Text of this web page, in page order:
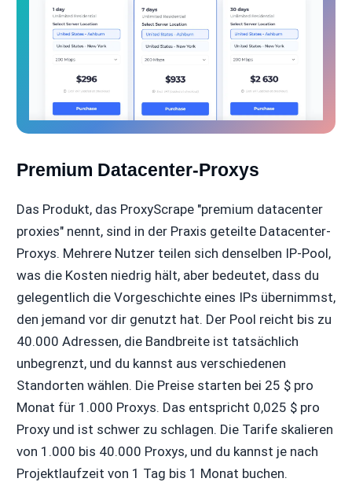
Premium Datacenter-Proxys
Das Produkt, das ProxyScrape "premium datacenter
proxies" nennt, sind in der Praxis geteilte Datacenter-
Proxys. Mehrere Nutzer teilen sich denselben IP-Pool,
was die Kosten niedrig hält, aber bedeutet, dass du
gelegentlich die Vorgeschichte eines IPs übernimmst,
den jemand vor dir genutzt hat. Der Pool reicht bis zu
40.000 Adressen, die Bandbreite ist tatsächlich
unbegrenzt, und du kannst aus verschiedenen
Standorten wählen. Die Preise starten bei 25 $ pro
Monat für 1.000 Proxys. Das entspricht 0,025 $ pro
Proxy und ist schwer zu schlagen. Die Tarife skalieren
von 1.000 bis 40.000 Proxys, und du kannst je nach
Projektlaufzeit von 1 Tag bis 1 Monat buchen.